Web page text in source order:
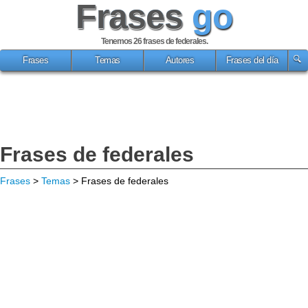
Frases go
Tenemos 26frases de federales.
Frases
Temas Autores Frases del día
Frases de federales
Frases > Temas > Frases de federales